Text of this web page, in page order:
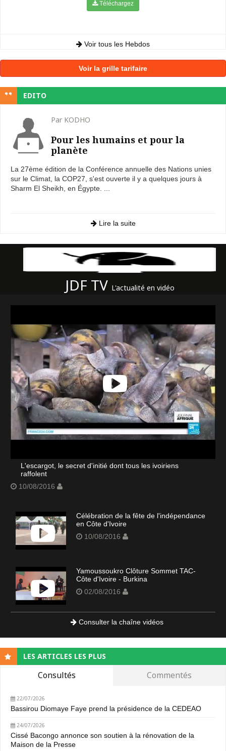
Téléchargez
Voir tous les Hebdos
Voir la grille tarifaire
EDITO
Par KODHO
Pour les humains et pour la
planète
La 27ème édition de la Conférence annuelle des Nations unies
sur le Climat, la COP27, s'est ouverte il y a quelques jours à
Sharm El Sheikh, en Égypte. ...
Lire la suite
JDF TV L'actualité en vidéo
L'escargot, le secret d'initié dont tous les ivoiriens
raffolent
10/08/2016
Célébration de la fête de l'indépendance
en Côte d'Ivoire
10/08/2016
Yamoussoukro Clôture Sommet TAC-
Côte d'Ivoire - Burkina
02/08/2016
Consulter la chaîne vidéos
LES ARTICLES LES PLUS
Consultés Commentés
22/07/2026
Bassirou Diomaye Faye prend la présidence de la CEDEAO
24/07/2026
Cissé Bacongo annonce son soutien à la rénovation de la
Maison de la Presse